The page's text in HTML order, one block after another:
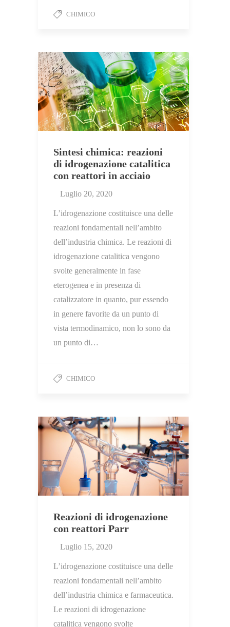
CHIMICO
Sintesi chimica: reazioni
di idrogenazione catalitica
con reattori in acciaio
Luglio 20, 2020
L’idrogenazione costituisce una delle
reazioni fondamentali nell’ambito
dell’industria chimica. Le reazioni di
idrogenazione catalitica vengono
svolte generalmente in fase
eterogenea e in presenza di
catalizzatore in quanto, pur essendo
in genere favorite da un punto di
vista termodinamico, non lo sono da
un punto di…
CHIMICO
Reazioni di idrogenazione
con reattori Parr
Luglio 15, 2020
L’idrogenazione costituisce una delle
reazioni fondamentali nell’ambito
dell’industria chimica e farmaceutica.
Le reazioni di idrogenazione
catalitica vengono svolte